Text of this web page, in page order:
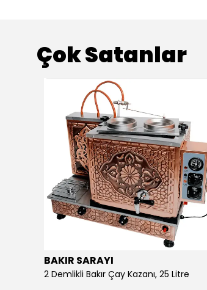
Çok Satanlar
BAKIR SARAYI
2 Demlikli Bakır Çay Kazanı, 25 Litre